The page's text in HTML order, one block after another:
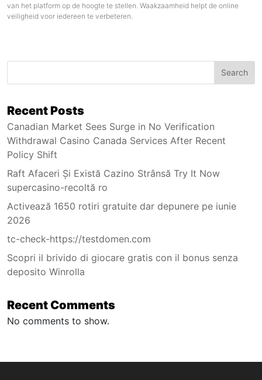
van het platform op de hoogte te stellen. Waakzaamheid helpt de online
veiligheid voor iedereen te verbeteren.
Search
Recent Posts
Canadian Market Sees Surge in No Verification
Withdrawal Casino Canada Services After Recent
Policy Shift
Raft Afaceri Și Există Cazino Strânsă Try It Now
supercasino-recoltă ro
Activează 1650 rotiri gratuite dar depunere pe iunie
2026
tc-check-https://testdomen.com
Scopri il brivido di giocare gratis con il bonus senza
deposito Winrolla
Recent Comments
No comments to show.